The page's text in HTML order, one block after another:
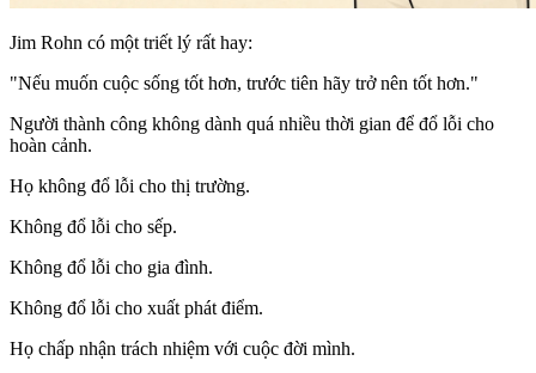
Jim Rohn có một triết lý rất hay:
"Nếu muốn cuộc sống tốt hơn, trước tiên hãy trở nên tốt hơn."
Người thành công không dành quá nhiều thời gian để đổ lỗi cho
hoàn cảnh.
Họ không đổ lỗi cho thị trường.
Không đổ lỗi cho sếp.
Không đổ lỗi cho gia đình.
Không đổ lỗi cho xuất phát điểm.
Họ chấp nhận trách nhiệm với cuộc đời mình.